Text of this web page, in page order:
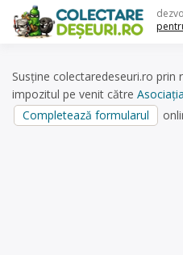
content
Susține colectaredeseuri.ro prin
impozitul pe venit către
Completează formularul